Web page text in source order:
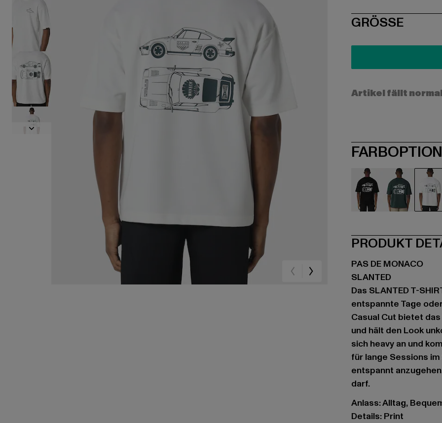
SIZE
GRÖSSE
Artikel fällt
PRODUKT
PAS DE MONACO
SLANTED
Das SLANTED T-
entspannte Tage
Casual Cut bietet
und hält den Look
sich heavy an und
für lange Sessions
entspannt
darf.
Anlass: Alltag,
Details: Print